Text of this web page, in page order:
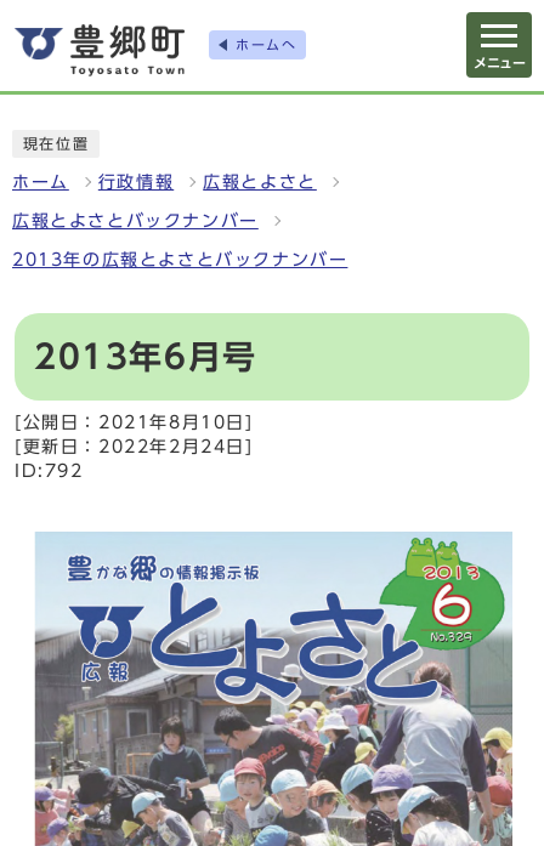
ホームへ
メニュー
現在位置
ホーム 行政情報 広報とよさと
広報とよさとバックナンバー
2013年の広報とよさとバックナンバー
2013年6月号
[公開日：2021年8月10日]
[更新日：2022年2月24日]
ID:792